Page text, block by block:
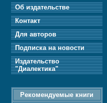
Об издательстве
Контакт
Для авторов
Подписка на новости
Издательство
"Диалектика"
Рекомендуемые книги